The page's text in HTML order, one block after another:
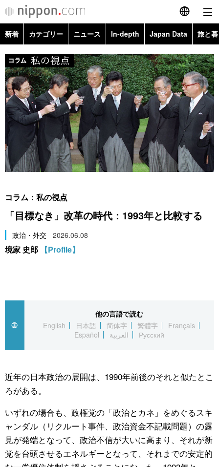
English
简体字
繁體字
Français
Español
العربية
カテゴリー
政治・外交
経済・ビジネス
社会
文化
ニュース
トップ
In-depth
旅と暮らし
動画/Live
People
お知らせ
公式SNS
新着 カテゴリー ニュース In-depth Japan Data 旅と
政治・外交
経済・ビジネス
国際・海外
文化
スポーツ・東京2020
Topics
Images
People
東京
お知らせ
コラム：私の視点
「目標なき」改革の時代：1993年と比較する
政治・外交 2026.06.08
境家 史郎 【Profile】
他の言語で読む
English
日本語 简体字 繁體字
Français
Español
العربية Русский
近年の日本政治の展開は、1990年前後のそれと似たとこ
ろがある。
いずれの場合も、政権党の「政治とカネ」をめぐるスキ
ャンダル（リクルート事件、政治資金不記載問題）の露
見が発端となって、政治不信が大いに高まり、それが新
党を台頭させるエネルギーとなって、それまでの安定的